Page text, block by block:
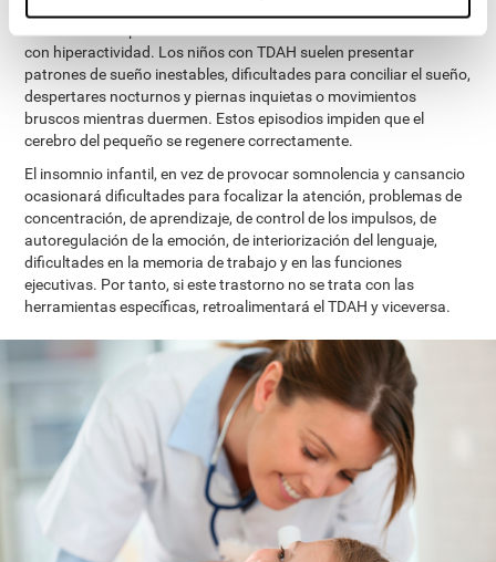
con hiperactividad. Los niños con TDAH suelen presentar
patrones de sueño inestables, dificultades para conciliar el sueño,
despertares nocturnos y piernas inquietas o movimientos
bruscos mientras duermen. Estos episodios impiden que el
cerebro del pequeño se regenere correctamente.
El insomnio infantil, en vez de provocar somnolencia y cansancio
ocasionará dificultades para focalizar la atención, problemas de
concentración, de aprendizaje, de control de los impulsos, de
autoregulación de la emoción, de interiorización del lenguaje,
dificultades en la memoria de trabajo y en las funciones
ejecutivas. Por tanto, si este trastorno no se trata con las
herramientas específicas, retroalimentará el TDAH y viceversa.